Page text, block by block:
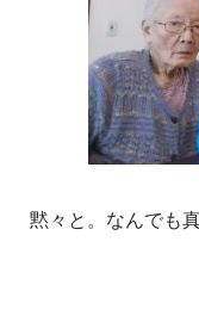
黙々と。なんでも